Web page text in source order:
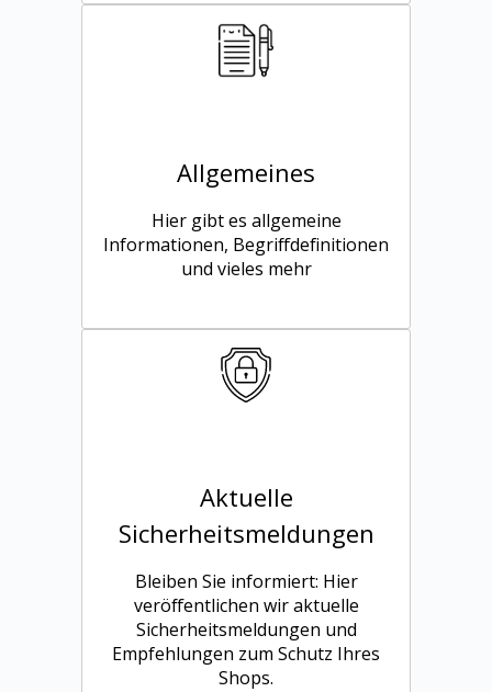
Allgemeines
Hier gibt es allgemeine
Informationen, Begriffdefinitionen
und vieles mehr
Aktuelle
Sicherheitsmeldungen
Bleiben Sie informiert: Hier
veröffentlichen wir aktuelle
Sicherheitsmeldungen und
Empfehlungen zum Schutz Ihres
Shops.